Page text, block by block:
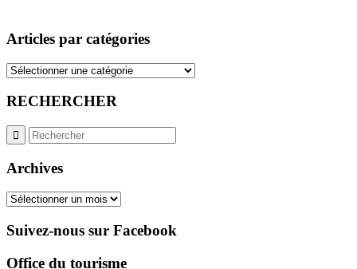
Articles par catégories
Articles
catégories
RECHERCHER
Archives
Archives
Suivez-nous sur Facebook
Office du tourisme